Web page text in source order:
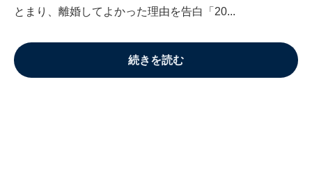
とまり、離婚してよかった理由を告白「20...
続きを読む